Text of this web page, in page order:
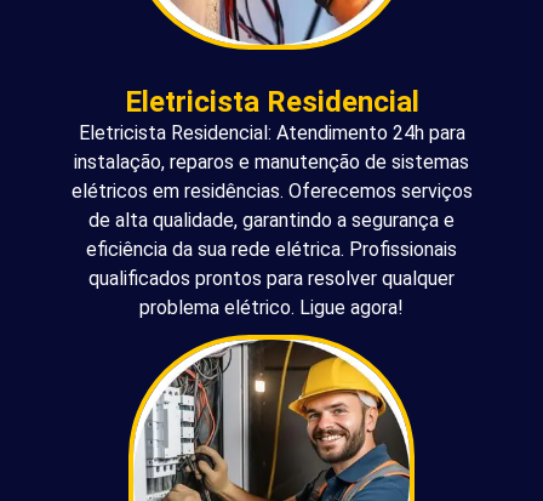
Eletricista Residencial
Eletricista Residencial: Atendimento 24h para
instalação, reparos e manutenção de sistemas
elétricos em residências. Oferecemos serviços
de alta qualidade, garantindo a segurança e
eficiência da sua rede elétrica. Profissionais
qualificados prontos para resolver qualquer
problema elétrico. Ligue agora!